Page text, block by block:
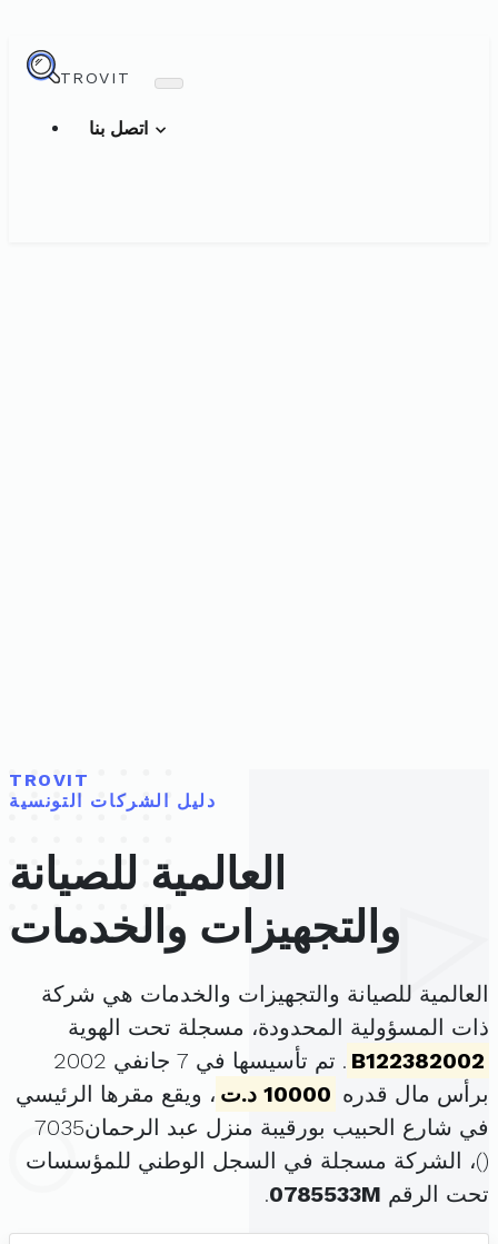
TROVIT
TROVIT
دليل الشركات التونسية
العالمية للصيانة
والتجهيزات والخدمات
العالمية للصيانة والتجهيزات والخدمات هي شركة
ذات المسؤولية المحدودة، مسجلة تحت الهوية
B122382002
. تم تأسيسها في 7 جانفي 2002
برأس مال قدره 10000 د.ت
، ويقع مقرها الرئيسي
في شارع الحبيب بورقيبة منزل عبد الرحمان7035
()، الشركة مسجلة في السجل الوطني للمؤسسات
تحت الرقم 0785533M
.